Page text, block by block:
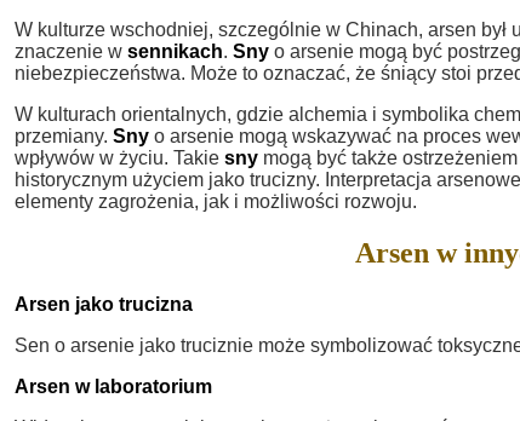
W kulturze wschodniej, szczególnie w Chinach, arsen
znaczenie w sennikach. Sny o arsenie mogą być
niebezpieczeństwa. Może to oznaczać, że śniący stoi
W kulturach orientalnych, gdzie alchemia i symbolika
przemiany. Sny o arsenie mogą wskazywać na proces
wpływów w życiu. Takie sny mogą być także
historycznym użyciem jako trucizny. Interpretacja
elementy zagrożenia, jak i możliwości rozwoju.
Arsen w
Arsen jako trucizna
Sen o arsenie jako truciznie może symbolizować
Arsen w laboratorium